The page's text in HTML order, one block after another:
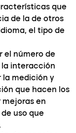
que
de la de otros
el tipo de
el número de
la interacción
la medición y
que hacen los
mejoras en
uso que